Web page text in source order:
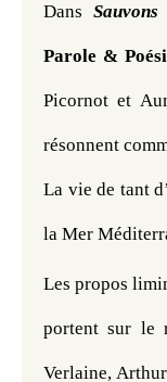
Dans
Parole &
Picornot et
résonnent
La vie de tant
la Mer
Les propos
portent sur le
Verlaine,